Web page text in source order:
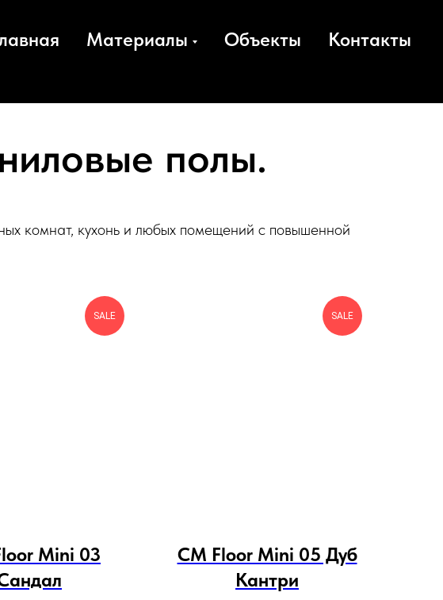
Материалы Объекты Контакты
полы.
комнат, кухонь и любых помещений с повышенной
SALE
Mini 03
SALE
CM Floor Mini 05 Дуб
Кантри